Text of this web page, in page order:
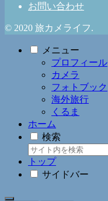
お問い合わせ
© 2020 旅カメライフ.
メニュー
プロフィール
カメラ
フォトブック
海外旅行
くるま
ホーム
検索
トップ
サイドバー